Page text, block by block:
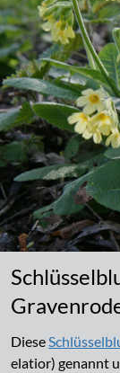
Diese
elatior) genannt